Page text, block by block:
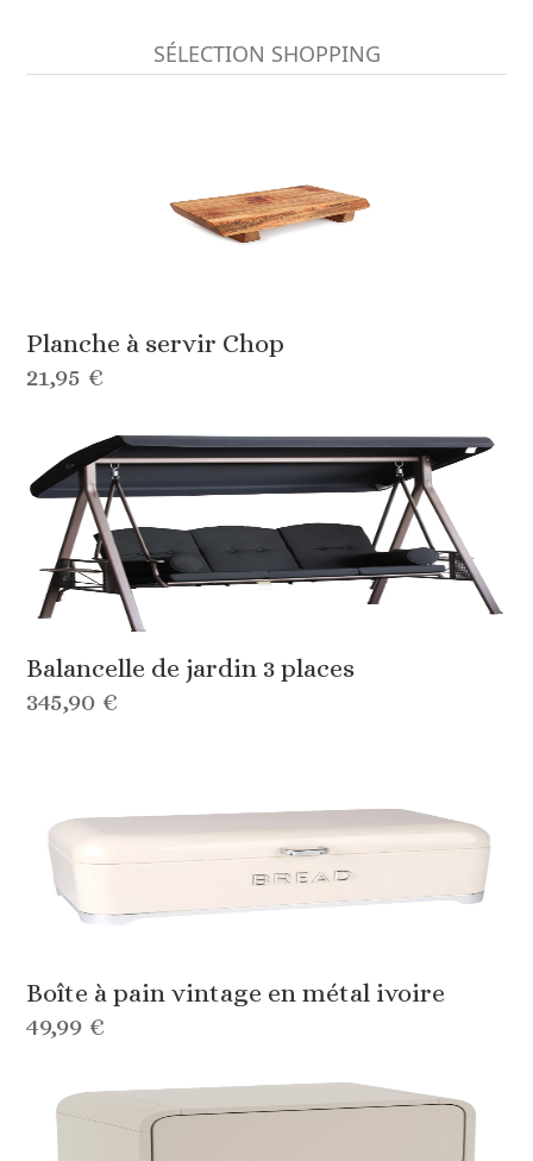
SÉLECTION SHOPPING
Planche à servir Chop
21,95 €
Balancelle de jardin 3 places
345,90 €
Boîte à pain vintage en métal ivoire
49,99 €